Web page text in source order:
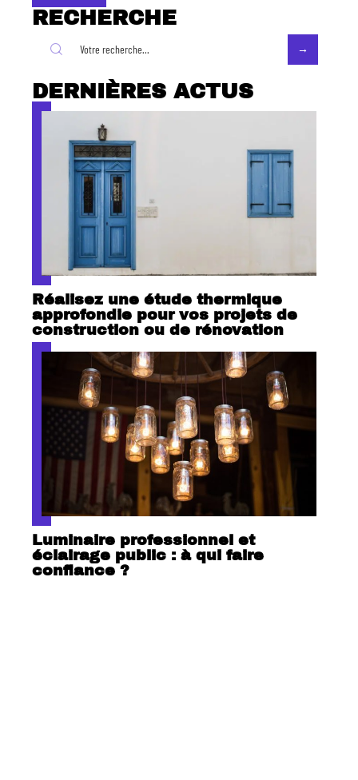
RECHERCHE
DERNIÈRES ACTUS
Réalisez une étude thermique
approfondie pour vos projets de
construction ou de rénovation
Luminaire professionnel et
éclairage public : à qui faire
confiance ?